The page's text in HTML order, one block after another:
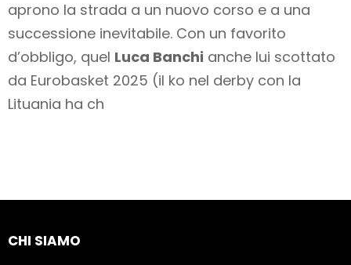
aprono la strada a un nuovo corso e a una
successione inevitabile. Con un favorito
d’obbligo, quel Luca Banchi anche lui scottato
da Eurobasket 2025 (il ko nel derby con la
Lituania ha ch
CHI SIAMO